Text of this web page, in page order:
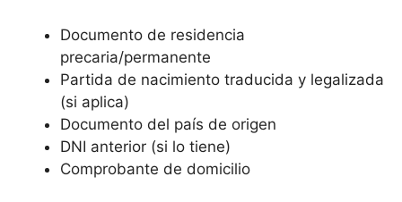
Documento de residencia
precaria/permanente
Partida de nacimiento traducida y legalizada
(si aplica)
Documento del país de origen
DNI anterior (si lo tiene)
Comprobante de domicilio